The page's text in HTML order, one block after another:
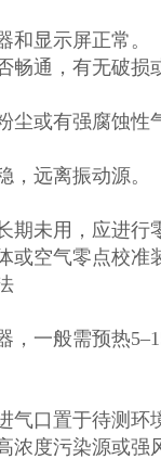
和显示屏正常。
畅通，有无破损
尘或有强腐蚀性
，远离振动源。
期未用，应进行
或空气零点校准
，一般需预热
气口置于待测环
浓度污染源或强